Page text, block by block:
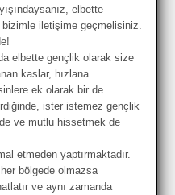
elbette
iletişime geçmelisiniz.
elbette gençlik olarak size
kaslar, hızlana
ek olarak bir de
ister istemez gençlik
ve mutlu hissetmek de
etmeden yaptırmaktadır.
bölgede olmazsa
ve aynı zamanda